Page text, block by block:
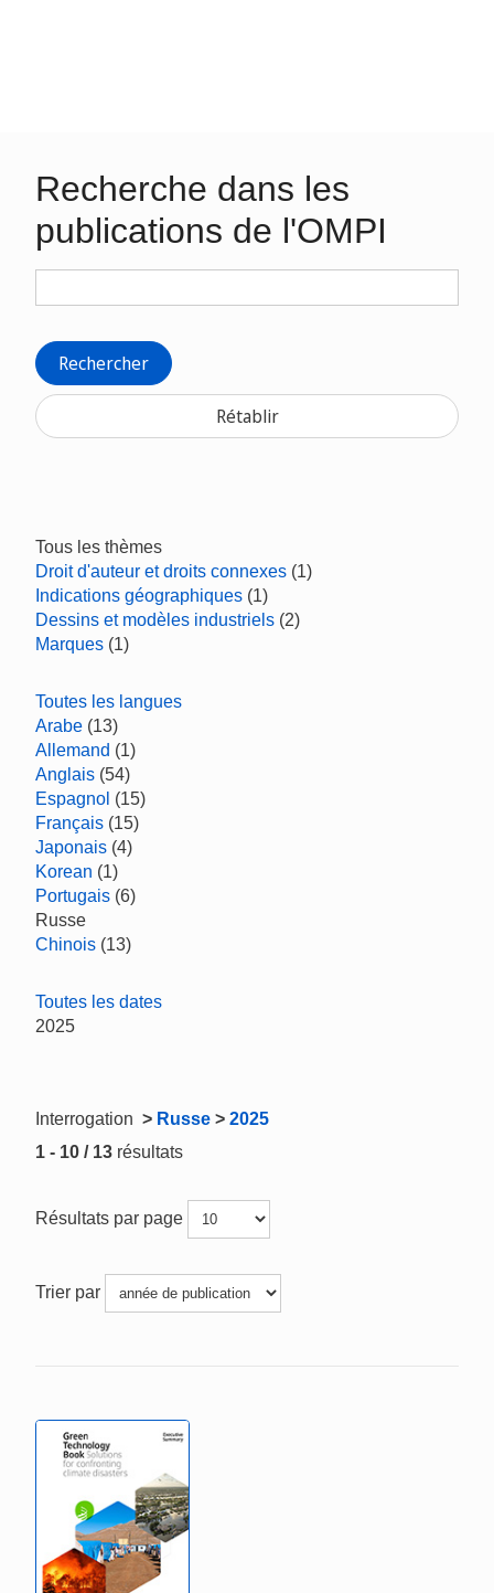
Recherche dans les
publications de l'OMPI
Rechercher
Rétablir
Tous les thèmes
Droit d'auteur et droits connexes (1)
Indications géographiques (1)
Dessins et modèles industriels (2)
Marques (1)
Toutes les langues
Arabe (13)
Allemand (1)
Anglais (54)
Espagnol (15)
Français (15)
Japonais (4)
Korean (1)
Portugais (6)
Russe
Chinois (13)
Toutes les dates
2025
Interrogation > Russe > 2025
1 - 10 / 13 résultats
Résultats par page
Trier par